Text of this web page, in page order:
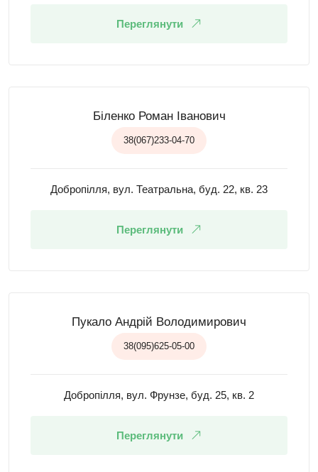
Переглянути
Біленко Роман Іванович
38(067)233-04-70
Добропілля, вул. Театральна, буд. 22, кв. 23
Переглянути
Пукало Андрій Володимирович
38(095)625-05-00
Добропілля, вул. Фрунзе, буд. 25, кв. 2
Переглянути